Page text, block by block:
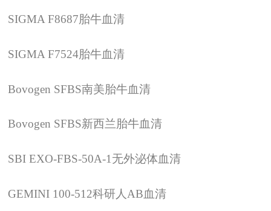
SIGMA F8687胎牛血清
SIGMA F7524胎牛血清
Bovogen SFBS南美胎牛血清
Bovogen SFBS新西兰胎牛血清
SBI EXO-FBS-50A-1 无外泌体血清
GEMINI 100-512科研人 AB血清